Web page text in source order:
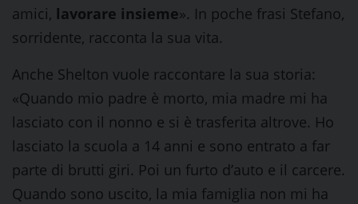
amici, lavorare insieme». In poche frasi Stefano,
sorridente, racconta la sua vita.
Anche Shelton vuole raccontare la sua storia:
«Quando mio padre è morto, mia madre mi ha
lasciato con il nonno e si è trasferita altrove. Ho
lasciato la scuola a 14 anni e sono entrato a far
parte di brutti giri. Poi un furto d’auto e il carcere.
Quando sono uscito, la mia famiglia non mi ha